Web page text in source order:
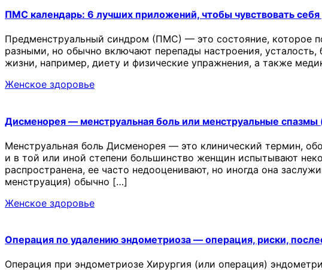
ПМС календарь: 6 лучших приложений, чтобы чувствовать себя
Предменструальный синдром (ПМС) — это состояние, которое
разными, но обычно включают перепады настроения,
жизни, например, диету и физические упражнения, а также
Женское здоровье
Дисменорея — менструальная боль или менструальные спазмы
Менструальная боль Дисменорея — это клинический термин,
и в той или иной степени большинство женщин испытывают
распространена, ее часто недооценивают, но иногда она
менструация) обычно […]
Женское здоровье
Операция по удалению эндометриоза — операция, риски,
Операция при эндометриозе Хирургия (или операция)